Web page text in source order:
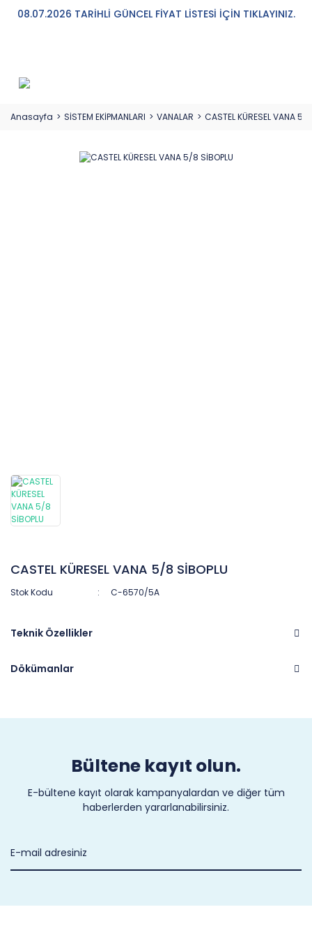
08.07.2026 TARİHLİ GÜNCEL FİYAT LİSTESİ İÇİN TIKLAYINIZ.
Anasayfa SİSTEM EKİPMANLARI VANALAR CASTEL KÜRESEL VANA 5/
CASTEL KÜRESEL VANA 5/8 SİBOPLU
Stok Kodu C-6570/5A
Teknik Özellikler
Dökümanlar
Bültene kayıt olun.
E-bültene kayıt olarak kampanyalardan ve diğer tüm
haberlerden yararlanabilirsiniz.